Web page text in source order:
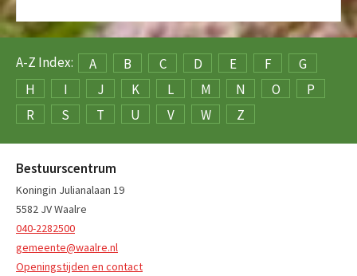
A-Z Index: A B C D E F
G
H
I J K L M N O
P
R
S T U V W Z
Bestuurscentrum
Koningin Julianalaan 19
5582 JV Waalre
040-2282500
gemeente@waalre.nl
Openingstijden en contact